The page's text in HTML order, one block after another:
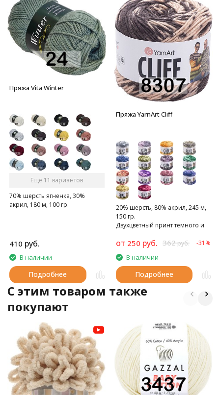
Пряжа Vita Winter
Ещё 11 вариантов
70% шерсть ягненка, 30%
акрил, 180 м, 100 гр.
410 руб.
В наличии
Подробнее
Пряжа YarnArt Cliff
20% шерсть, 80% акрил, 245 м,
150 гр.
Двухцветный принт темного и
от 250 руб. 362руб. -31%
В наличии
Подробнее
C этим товаром также
покупают